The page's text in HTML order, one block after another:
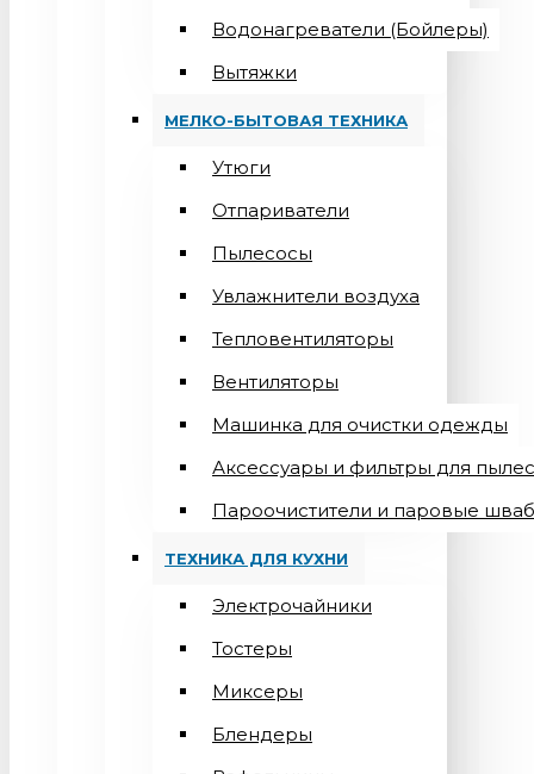
Водонагреватели (Бойлеры)
Вытяжки
МЕЛКО-БЫТОВАЯ ТЕХНИКА
Утюги
Отпариватели
Пылесосы
Увлажнители воздуха
Тепловентиляторы
Вентиляторы
Машинка для очистки одежды
Аксессуары и фильтры для
Пароочистители и паровые
ТЕХНИКА ДЛЯ КУХНИ
Электрочайники
Тостеры
Миксеры
Блендеры